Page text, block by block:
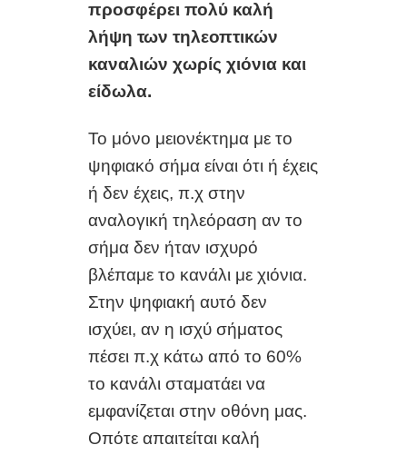
προσφέρει πολύ καλή
λήψη των τηλεοπτικών
καναλιών χωρίς χιόνια και
είδωλα.
Το μόνο μειονέκτημα με το
ψηφιακό σήμα είναι ότι ή έχεις
ή δεν έχεις, π.χ στην
αναλογική τηλεόραση αν το
σήμα δεν ήταν ισχυρό
βλέπαμε το κανάλι με χιόνια.
Στην ψηφιακή αυτό δεν
ισχύει, αν η ισχύ σήματος
πέσει π.χ κάτω από το 60%
το κανάλι σταματάει να
εμφανίζεται στην οθόνη μας.
Οπότε απαιτείται καλή